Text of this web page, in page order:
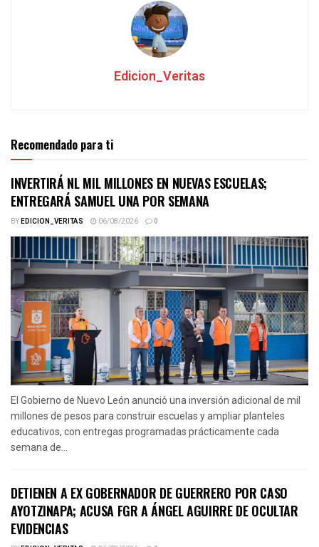
Edicion_Veritas
Recomendado para ti
INVERTIRÁ NL MIL MILLONES EN NUEVAS ESCUELAS;
ENTREGARÁ SAMUEL UNA POR SEMANA
BYEDICION_VERITAS 06/08/2026 0
El Gobierno de Nuevo León anunció una inversión adicional de mil
millones de pesos para construir escuelas y ampliar planteles
educativos, con entregas programadas prácticamente cada
semana de...
DETIENEN A EX GOBERNADOR DE GUERRERO POR CASO
AYOTZINAPA; ACUSA FGR A ÁNGEL AGUIRRE DE OCULTAR
EVIDENCIAS